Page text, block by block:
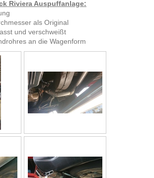
Riviera Auspuffanlage:
als Original
und verschweißt
an die Wagenform